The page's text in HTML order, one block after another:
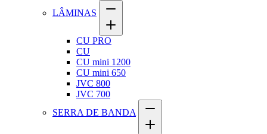
LÂMINAS
CU PRO
CU
CU mini 1200
CU mini 650
JVC 800
JVC 700
SERRA DE BANDA